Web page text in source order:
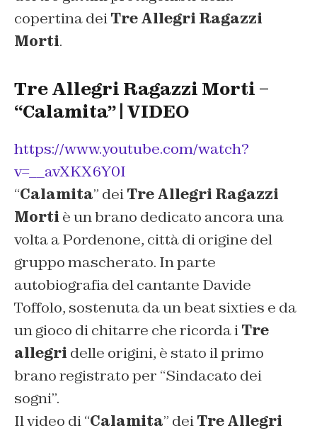
copertina deiTre Allegri Ragazzi
Morti.
Tre Allegri Ragazzi Morti –
“Calamita” | VIDEO
https://www.youtube.com/watch?
v=__avXKX6Y0I
“Calamita” deiTre Allegri Ragazzi
Morti è un brano dedicato ancora una
volta a Pordenone, città di origine del
gruppo mascherato. In parte
autobiografia del cantante Davide
Toffolo, sostenuta da un beat sixties e da
un gioco di chitarre che ricorda iTre
allegri delle origini, è stato il primo
brano registrato per “Sindacato dei
sogni”.
Il video di “Calamita” deiTre Allegri